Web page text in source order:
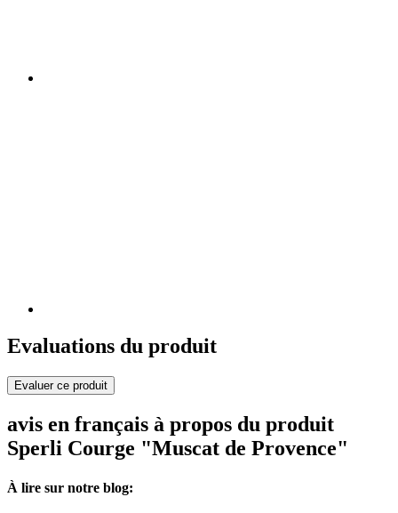
Evaluations du produit
Evaluer ce produit
avis en français à propos du produit
Sperli Courge "Muscat de Provence"
À lire sur notre blog: